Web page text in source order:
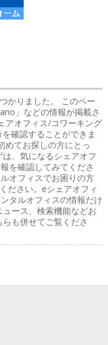
かりました。 このペー
」などの情報が掲載さ
アオフィス/コワーキング
確認することができま
めてお探しの方にとっ
、気になるシェアオフ
を確認してみてくださ
オフィスでお困りの方
ださい。eシェアオフィ
タルオフィスの情報だけ
ース、検索機能などお
も併せてご覧くださ